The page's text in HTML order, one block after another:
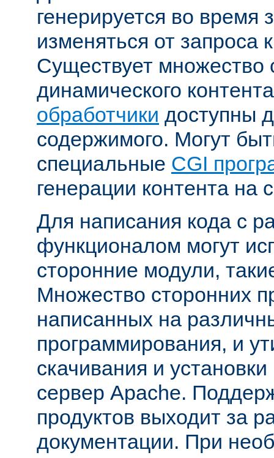
генерируется во время
изменяться от запроса
Существует множество
динамического
обработчики доступны
содержимого. Могут
специальные CGI
генерации контента на
Для написания кода с
функционалом могут
сторонние модули,
Множество сторонних
написанных на
программирования, и
скачивания и
сервер Apache.
продуктов выходит за
документации. При